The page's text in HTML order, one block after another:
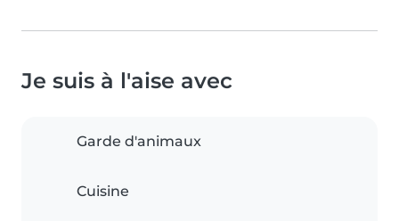
Je suis à l'aise avec
Garde d'animaux
Cuisine